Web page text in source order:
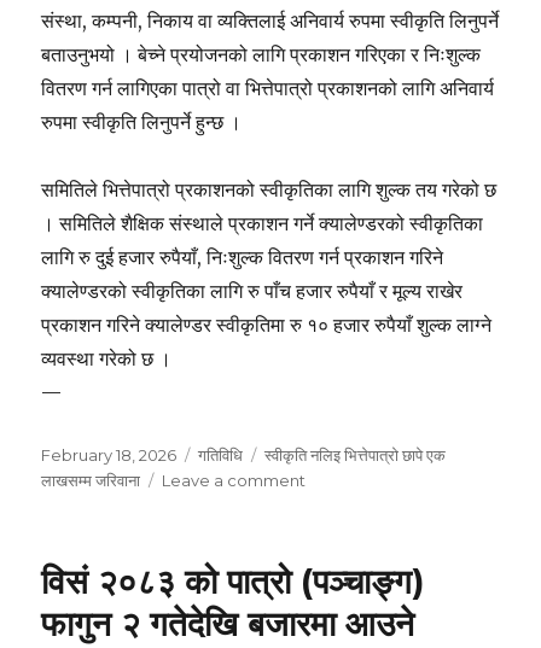
संस्था, कम्पनी, निकाय वा व्यक्तिलाई अनिवार्य रुपमा स्वीकृति लिनुपर्ने
बताउनुभयो । बेच्ने प्रयोजनको लागि प्रकाशन गरिएका र निःशुल्क
वितरण गर्न लागिएका पात्रो वा भित्तेपात्रो प्रकाशनको लागि अनिवार्य
रुपमा स्वीकृति लिनुपर्ने हुन्छ ।
समितिले भित्तेपात्रो प्रकाशनको स्वीकृतिका लागि शुल्क तय गरेको छ
। समितिले शैक्षिक संस्थाले प्रकाशन गर्ने क्यालेण्डरको स्वीकृतिका
लागि रु दुई हजार रुपैयाँ, निःशुल्क वितरण गर्न प्रकाशन गरिने
क्यालेण्डरको स्वीकृतिका लागि रु पाँच हजार रुपैयाँ र मूल्य राखेर
प्रकाशन गरिने क्यालेण्डर स्वीकृतिमा रु १० हजार रुपैयाँ शुल्क लाग्ने
व्यवस्था गरेको छ ।
—
Posted
on
February 18, 2026 Categories
गतिविधि Tags
स्वीकृति नलिइ भित्तेपात्रो छापे एक
लाखसम्म जरिवाना
Leave a comment
छापे
एक
लाखसम्म
विसं २०८३ को पात्रो (पञ्चाङ्ग)
फागुन २ गतेदेखि बजारमा आउने